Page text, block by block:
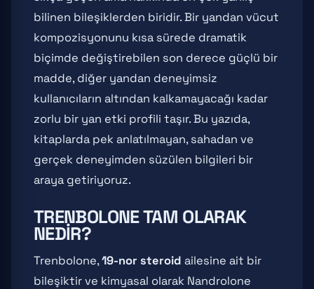
bilinen bileşiklerden biridir. Bir yandan vücut
kompozisyonunu kısa sürede dramatik
biçimde değiştirebilen son derece güçlü bir
madde, diğer yandan deneyimsiz
kullanıcıların altından kalkamayacağı kadar
zorlu bir yan etki profili taşır. Bu yazıda,
kitaplarda pek anlatılmayan, sahadan ve
gerçek deneyimden süzülen bilgileri bir
araya getiriyoruz.
TRENBOLONE TAM OLARAK
NEDIR?
Trenbolone,19-nor steroid ailesine ait bir
bileşiktir ve kimyasal olarak Nandrolone